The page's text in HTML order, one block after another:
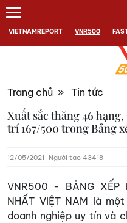
VIETNAMREPORT VNR500
Trang chủ » Tin tức
Xuất sắc thăng 46
trí 167/500 trong Bảng
12/05/2021 Người tạo 43418
VNR500 - BẢNG XẾP
NHẤT VIỆT NAM là
doanh nghiệp uy tín và